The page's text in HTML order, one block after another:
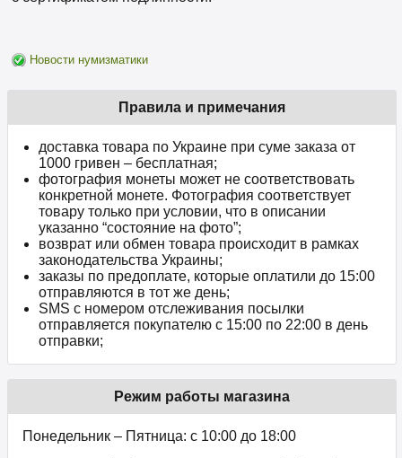
Новости нумизматики
Правила и примечания
доставка товара по Украине при суме заказа от
1000 гривен – бесплатная;
фотография монеты может не соответствовать
конкретной монете. Фотография соответствует
товару только при условии, что в описании
указанно “состояние на фото”;
возврат или обмен товара происходит в рамках
законодательства Украины;
заказы по предоплате, которые оплатили до 15:00
отправляются в тот же день;
SMS с номером отслеживания посылки
отправляется покупателю с 15:00 по 22:00 в день
отправки;
Режим работы магазина
Понедельник – Пятница: с 10:00 до 18:00